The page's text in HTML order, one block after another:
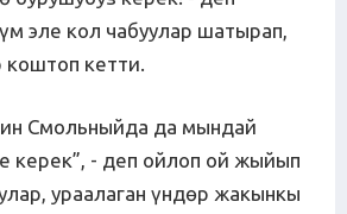
эле кол чабуулар шатырап,
коштоп кетти.
Смольныйда да мындай
керек”, - деп ойлоп ой жыйып
ураалаган үндөр жакынкы